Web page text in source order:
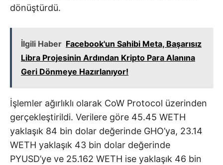
dönüştürdü.
İlgili Haber Facebook'un Sahibi Meta, Başarısız
Libra Projesinin Ardından Kripto Para Alanına
Geri Dönmeye Hazırlanıyor!
İşlemler ağırlıklı olarak CoW Protocol üzerinden
gerçekleştirildi. Verilere göre 45.45 WETH
yaklaşık 84 bin dolar değerinde GHO’ya, 23.14
WETH yaklaşık 43 bin dolar değerinde
PYUSD’ye ve 25.162 WETH ise yaklaşık 46 bin